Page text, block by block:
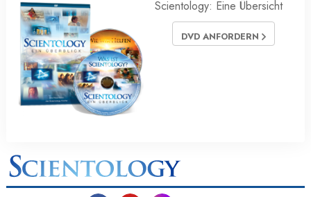
Scientology: Eine Übersicht
DVD ANFORDERN